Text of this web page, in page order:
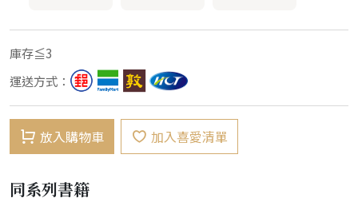
庫存≦3
運送方式：
放入購物車 加入喜愛清單
同系列書籍